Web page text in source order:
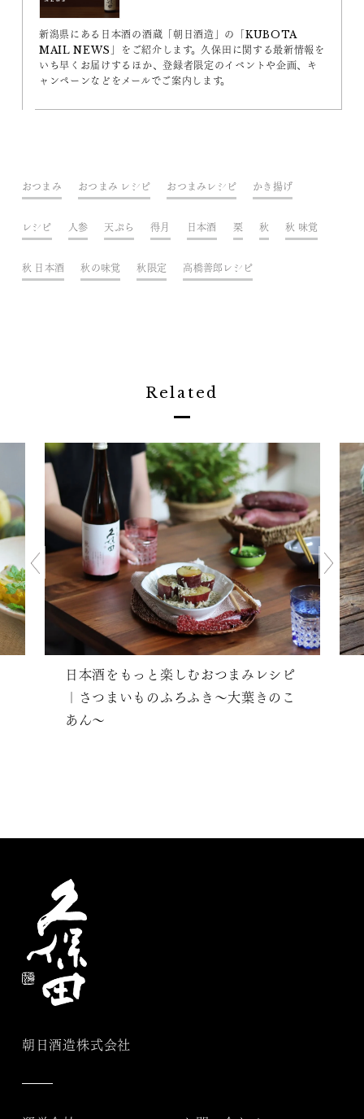
新潟県にある日本酒の酒蔵「朝日酒造」の「KUBOTA
MAIL NEWS」をご紹介します。久保田に関する最新情報を
いち早くお届けするほか、登録者限定のイベントや企画、キ
ャンペーンなどをメールでご案内します。
おつまみ おつまみ レシピ おつまみレシピ かき揚げ
レシピ 人参 天ぷら 得月 日本酒 栗 秋 秋 味覚
秋 日本酒 秋の味覚 秋限定 高橋善郎レシピ
Related
日本酒をもっと楽しむおつまみレシピ
｜さつまいものふろふき〜大葉きのこ
あん〜
朝日酒造株式会社